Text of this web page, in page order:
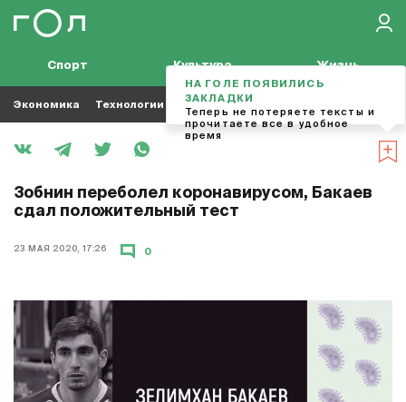
Спорт Культура Жизнь
Экономика Технологии Кино Футбол
Зобнин переболел коронавирусом, Бакаев
сдал положительный тест
23 МАЯ 2020, 17:26 0
НА ГОЛЕ ПОЯВИЛИСЬ
ЗАКЛАДКИ
Теперь не потеряете тексты и
прочитаете все в удобное
время